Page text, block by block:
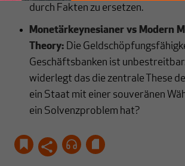
durch Fakten zu ersetzen.
Monetärkeynesianer vs Modern
Theory: Die
Geschäftsbanken ist
widerlegt das die zentrale These
ein Staat mit einer souveränen
ein Solvenzproblem hat?